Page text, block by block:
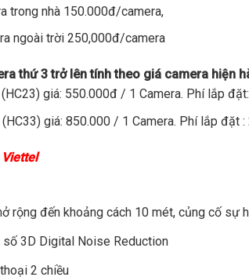
trong nhà 150.000đ/camera,
ngoài trời 250,000đ/camera
thứ 3 trở lên tính theo giá camera hiện
giá: 550.000đ / 1 Camera. Phí lắp
giá: 850.000 / 1 Camera. Phí lắp đặt :
rộng đến khoảng cách 10 mét, củng cố sự
số 3D Digital Noise Reduction
2 chiều